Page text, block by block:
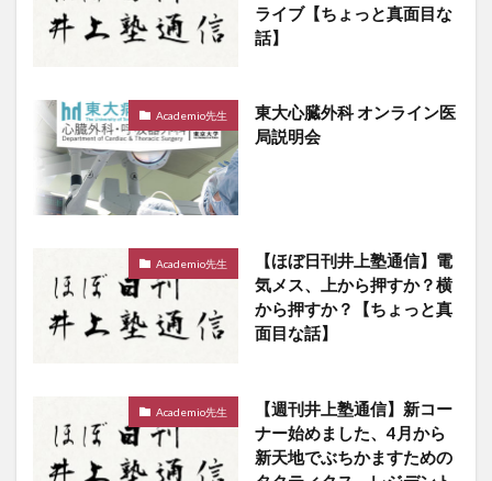
ライブ【ちょっと真面目な
話】
Academio先生
東大心臓外科 オンライン医
局説明会
Academio先生
【ほぼ日刊井上塾通信】電
気メス、上から押すか？横
から押すか？【ちょっと真
面目な話】
Academio先生
【週刊井上塾通信】新コー
ナー始めました、4月から
新天地でぶちかますための